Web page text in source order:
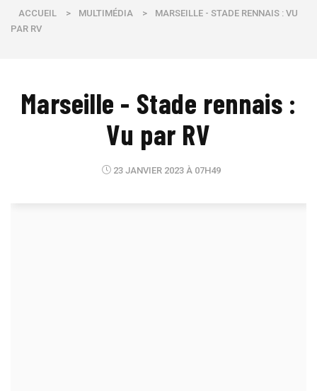
ACCUEIL > MULTIMÉDIA >
MARSEILLE - STADE RENNAIS : VU
PAR RV
Marseille - Stade rennais :
Vu par RV
23 JANVIER 2023 À 07H49